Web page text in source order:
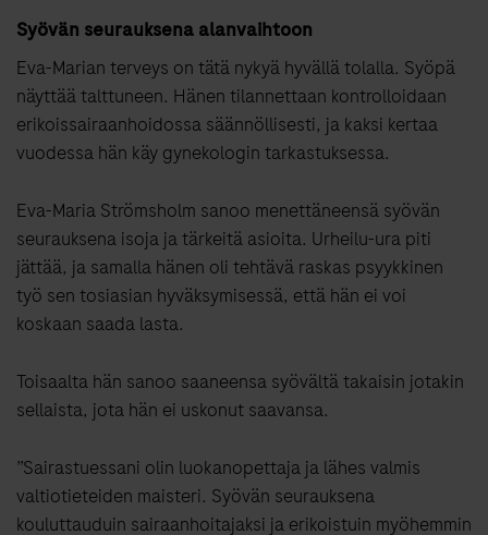
Syövän seurauksena alanvaihtoon
Eva-Marian terveys on tätä nykyä hyvällä tolalla. Syöpä
näyttää talttuneen. Hänen tilannettaan kontrolloidaan
erikoissairaanhoidossa säännöllisesti, ja kaksi kertaa
vuodessa hän käy gynekologin tarkastuksessa.
Eva-Maria Strömsholm sanoo menettäneensä syövän
seurauksena isoja ja tärkeitä asioita. Urheilu-ura piti
jättää, ja samalla hänen oli tehtävä raskas psyykkinen
työ sen tosiasian hyväksymisessä, että hän ei voi
koskaan saada lasta.
Toisaalta hän sanoo saaneensa syövältä takaisin jotakin
sellaista, jota hän ei uskonut saavansa.
”Sairastuessani olin luokanopettaja ja lähes valmis
valtiotieteiden maisteri. Syövän seurauksena
kouluttauduin sairaanhoitajaksi ja erikoistuin myöhemmin